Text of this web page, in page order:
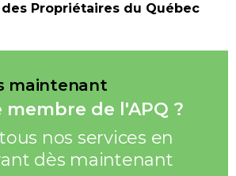
Propriétaires du Québec
maintenant
membre de l'APQ ?
nos services en
dès maintenant